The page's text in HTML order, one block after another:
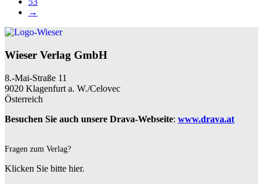
→
Wieser Verlag GmbH
8.-Mai-Straße 11
9020 Klagenfurt a. W./Celovec
Österreich
Besuchen Sie auch unsere Drava-Webseite: www.drava.at
Fragen zum Verlag?
Klicken Sie bitte hier.